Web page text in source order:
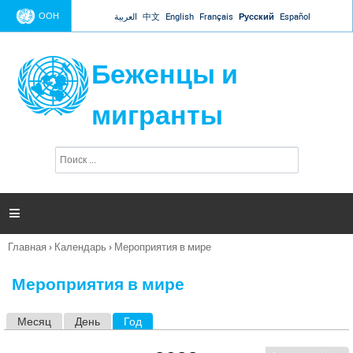
Jump to navigation
ООН العربية 中文 English Français Русский Español
Беженцы и
мигранты
п
и

Вы
Главная › Календарь › Мероприятия в мире
Мероприятия в мире
Месяц День Год